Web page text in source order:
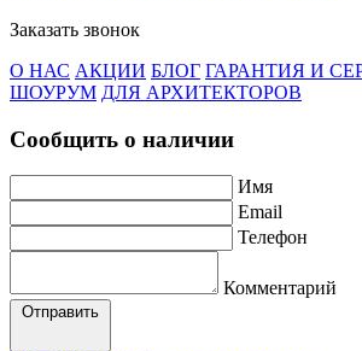
Заказать звонок
О НАС АКЦИИ БЛОГ ГАРАНТИЯ И
ШОУРУМ ДЛЯ АРХИТЕКТОРОВ
Сообщить о наличии
Имя
Email
Телефон
Комментарий
Отправить